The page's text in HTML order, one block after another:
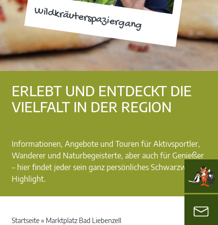
Wildkräuterspaziergang
ERLEBT UND ENTDECKT DIE
VIELFALT IN DER REGION
Informationen, Angebote und Touren für Aktivsportler,
Wanderer und Naturbegeisterte, aber auch für Genießer
– hier findet jeder sein ganz persönliches Schwarzwald-
Highlight.
Startseite» Marktplatz Bad Liebenzell